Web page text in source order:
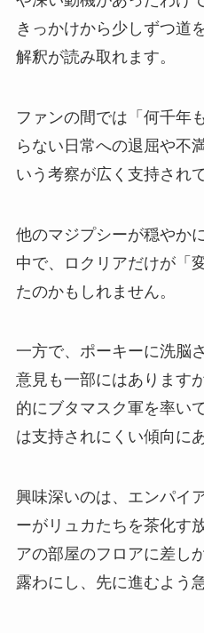
きっかけから少しずつ道
解釈が読み取れます。
ファンの間では「何千年
らない日常への退屈や不
いう考察が広く支持され
他のマジプシーが穏やか
中で、ロクリアだけが「
たのかもしれません。
一方で、ポーキーに洗脳
意見も一部にはあります
的にブタマスク軍を率い
は支持されにくい傾向に
興味深いのは、エンパイ
ーがリュカたちを茶化す
アの部屋のフロアに差し
露わにし、先に進むよう